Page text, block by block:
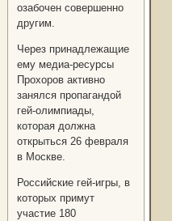
озабочен совершенно
другим.
Через принадлежащие
ему медиа-ресурсы
Прохоров активно
занялся пропагандой
гей-олимпиады,
которая должна
открыться 26 февраля
в Москве.
Российские гей-игры, в
которых примут
участие 180